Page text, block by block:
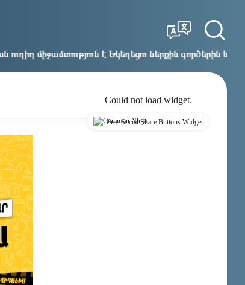
է Եկեղեցու ներքին գործերին և
Could not load widget.
Free Social Share Buttons Widget